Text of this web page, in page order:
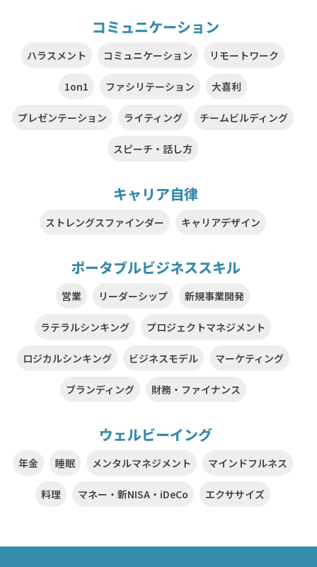
コミュニケーション
ハラスメント コミュニケーション リモートワーク
1on1 ファシリテーション 大喜利
プレゼンテーション ライティング チームビルディング
スピーチ・話し方
キャリア自律
ストレングスファインダー キャリアデザイン
ポータブルビジネススキル
営業 リーダーシップ 新規事業開発
ラテラルシンキング プロジェクトマネジメント
ロジカルシンキング ビジネスモデル マーケティング
ブランディング 財務・ファイナンス
ウェルビーイング
年金 睡眠 メンタルマネジメント マインドフルネス
料理 マネー・新NISA・iDeCo エクササイズ